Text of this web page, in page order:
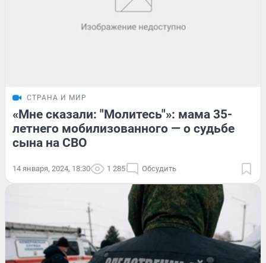
СТРАНА И МИР
«Мне сказали: "Молитесь"»: мама 35-
летнего мобилизованного — о судьбе
сына на СВО
14 января, 2024, 18:30 1 285 Обсудить